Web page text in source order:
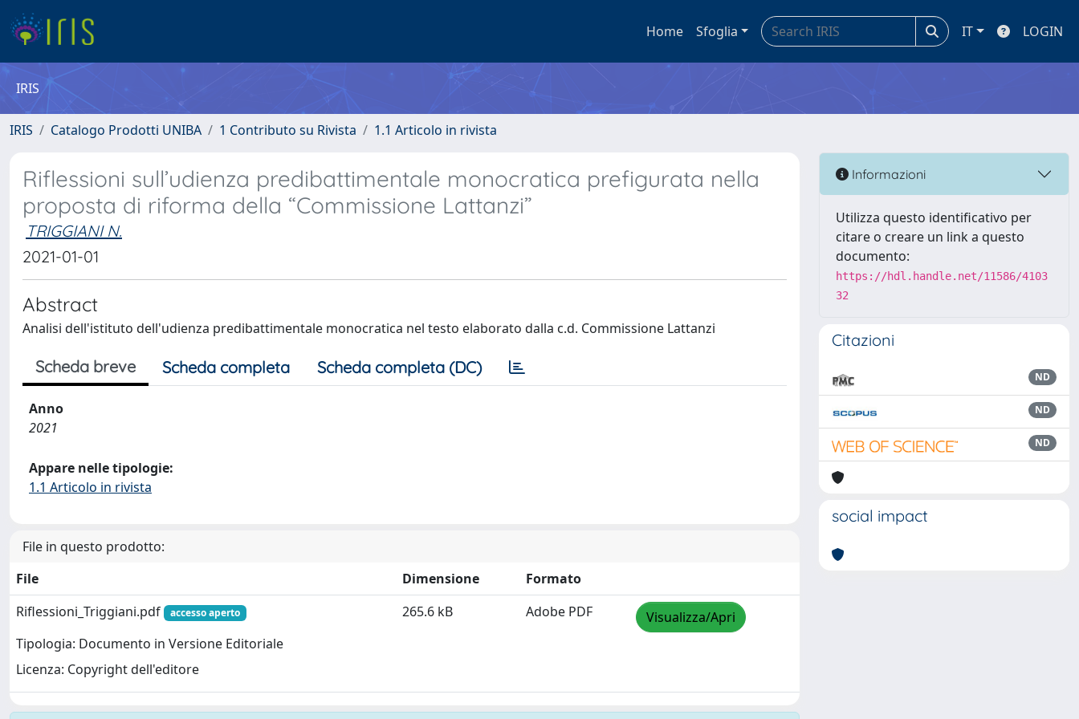
Home Sfoglia IT LOGIN
IRIS
IRIS Catalogo Prodotti UNIBA 1 Contributo su Rivista 1.1 Articolo in rivista
Riflessioni sull’udienza predibattimentale monocratica prefigurata nella
proposta di riforma della “Commissione Lattanzi”
TRIGGIANI N.
2021-01-01
Abstract
Analisi dell'istituto dell'udienza predibattimentale monocratica nel testo elaborato dalla c.d. Commissione Lattanzi
Scheda breve Scheda completa Scheda completa (DC)
Anno
2021
Appare nelle tipologie:
1.1 Articolo in rivista
File in questo prodotto:
File
Dimensione
Formato
Riflessioni_Triggiani.pdf
accesso aperto
Tipologia: Documento in Versione Editoriale
Licenza: Copyright dell'editore
265.6 kB Adobe PDF Visualizza/Apri
Informazioni
Utilizza questo identificativo per
citare o creare un link a questo
documento:
https://hdl.handle.net/11586/4103
32
Citazioni
ND
ND
ND
social impact